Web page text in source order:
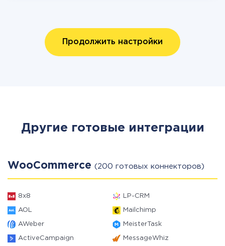
Продолжить настройки
Другие готовые интеграции
WooCommerce (200 готовых коннекторов)
8x8 LP-CRM
AOL Mailchimp
AWeber MeisterTask
ActiveCampaign MessageWhiz